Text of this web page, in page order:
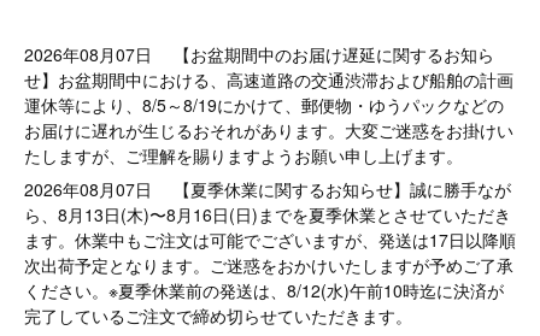
2026年08月07日
【お盆期間中のお届け遅延に関するお知ら
せ】お盆期間中における、高速道路の交通渋滞および船舶の計画
運休等により、8/5～8/19にかけて、郵便物・ゆうパックなどの
お届けに遅れが生じるおそれがあります。大変ご迷惑をお掛けい
たしますが、ご理解を賜りますようお願い申し上げます。
2026年08月07日
【夏季休業に関するお知らせ】誠に勝手なが
ら、8月13日(木)〜8月16日(日)までを夏季休業とさせていただき
ます。休業中もご注文は可能でございますが、発送は17日以降順
次出荷予定となります。ご迷惑をおかけいたしますが予めご了承
ください。※夏季休業前の発送は、8/12(水)午前10時迄に決済が
完了しているご注文で締め切らせていただきます。